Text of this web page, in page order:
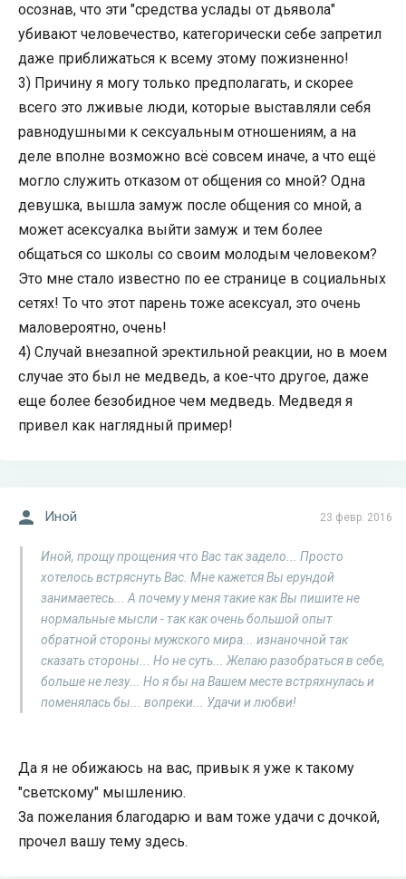
осознав, что эти "средства услады от дьявола"
убивают человечество, категорически себе запретил
даже приближаться к всему этому пожизненно!
3) Причину я могу только предполагать, и скорее
всего это лживые люди, которые выставляли себя
равнодушными к сексуальным отношениям, а на
деле вполне возможно всё совсем иначе, а что ещё
могло служить отказом от общения со мной? Одна
девушка, вышла замуж после общения со мной, а
может асексуалка выйти замуж и тем более
общаться со школы со своим молодым человеком?
Это мне стало известно по ее странице в социальных
сетях! То что этот парень тоже асексуал, это очень
маловероятно, очень!
4) Случай внезапной эректильной реакции, но в моем
случае это был не медведь, а кое-что другое, даже
еще более безобидное чем медведь. Медведя я
привел как наглядный пример!
23 февр. 2016
Иной
Иной, прощу прощения что Вас так задело... Просто
хотелось встряснуть Вас. Мне кажется Вы ерундой
занимаетесь... А почему у меня такие как Вы пишите не
нормальные мысли - так как очень большой опыт
обратной стороны мужского мира... изнаночной так
сказать стороны... Но не суть... Желаю разобраться в себе,
больше не лезу... Но я бы на Вашем месте встряхнулась и
поменялась бы... вопреки... Удачи и любви!
Да я не обижаюсь на вас, привык я уже к такому
"светскому" мышлению.
За пожелания благодарю и вам тоже удачи с дочкой,
прочел вашу тему здесь.